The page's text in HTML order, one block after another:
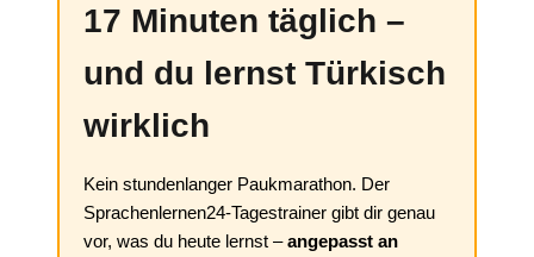
17 Minuten täglich –
und du lernst Türkisch
wirklich
Kein stundenlanger Paukmarathon. Der
Sprachenlernen24-Tagestrainer gibt dir genau
vor, was du heute lernst –angepasst an